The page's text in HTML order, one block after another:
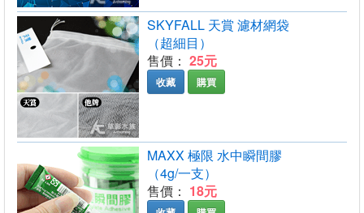
SKYFALL 天賞 濾材網袋
（超細目）
售價： 25元
收藏 購買
MAXX 極限 水中瞬間膠
（4g/一支）
售價： 18元